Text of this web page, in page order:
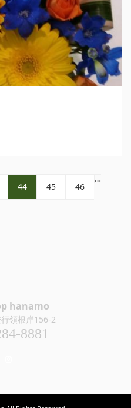
44 45 46
…
hanamo
領根岸156-2
8881